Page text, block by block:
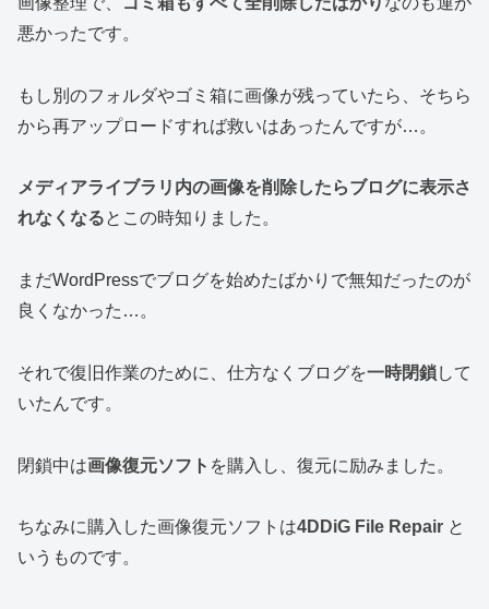
悪かったです。
もし別のフォルダやゴミ箱に画像が残っていたら、そちら
から再アップロードすれば救いはあったんですが…。
メディアライブラリ内の画像を削除したらブログに表示さ
れなくなるとこの時知りました。
まだWordPressでブログを始めたばかりで無知だったのが
良くなかった…。
それで復旧作業のために、仕方なくブログを一時閉鎖して
いたんです。
閉鎖中は画像復元ソフト を購入し、復元に励みました。
ちなみに購入した画像復元ソフトは4DDiG File Repair と
いうものです。